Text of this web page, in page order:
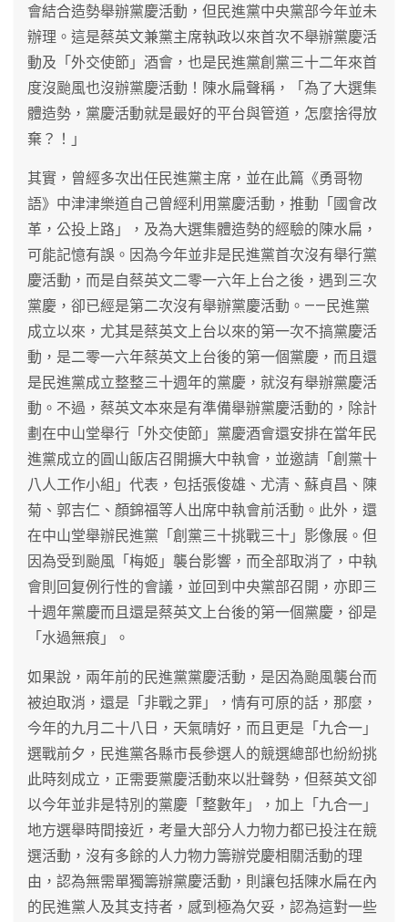
會結合造勢舉辦黨慶活動，但民進黨中央黨部今年並未
辦理。這是蔡英文兼黨主席執政以來首次不舉辦黨慶活
動及「外交使節」酒會，也是民進黨創黨三十二年來首
度沒颱風也沒辦黨慶活動！陳水扁聲稱，「為了大選集
體造勢，黨慶活動就是最好的平台與管道，怎麼捨得放
棄？！」
其實，曾經多次出任民進黨主席，並在此篇《勇哥物
語》中津津樂道自己曾經利用黨慶活動，推動「國會改
革，公投上路」，及為大選集體造勢的經驗的陳水扁，
可能記憶有誤。因為今年並非是民進黨首次沒有舉行黨
慶活動，而是自蔡英文二零一六年上台之後，遇到三次
黨慶，卻已經是第二次沒有舉辦黨慶活動。——民進黨
成立以來，尤其是蔡英文上台以來的第一次不搞黨慶活
動，是二零一六年蔡英文上台後的第一個黨慶，而且還
是民進黨成立整整三十週年的黨慶，就沒有舉辦黨慶活
動。不過，蔡英文本來是有準備舉辦黨慶活動的，除計
劃在中山堂舉行「外交使節」黨慶酒會還安排在當年民
進黨成立的圓山飯店召開擴大中執會，並邀請「創黨十
八人工作小組」代表，包括張俊雄、尤清、蘇貞昌、陳
菊、郭吉仁、顏錦福等人出席中執會前活動。此外，還
在中山堂舉辦民進黨「創黨三十挑戰三十」影像展。但
因為受到颱風「梅姬」襲台影響，而全部取消了，中執
會則回复例行性的會議，並回到中央黨部召開，亦即三
十週年黨慶而且還是蔡英文上台後的第一個黨慶，卻是
「水過無痕」。
如果說，兩年前的民進黨黨慶活動，是因為颱風襲台而
被迫取消，還是「非戰之罪」，情有可原的話，那麼，
今年的九月二十八日，天氣晴好，而且更是「九合一」
選戰前夕，民進黨各縣市長參選人的競選總部也紛紛挑
此時刻成立，正需要黨慶活動來以壯聲勢，但蔡英文卻
以今年並非是特別的黨慶「整數年」，加上「九合一」
地方選舉時間接近，考量大部分人力物力都已投注在競
選活動，沒有多餘的人力物力籌辦党慶相關活動的理
由，認為無需單獨籌辦黨慶活動，則讓包括陳水扁在內
的民進黨人及其支持者，感到極為欠妥，認為這對一些